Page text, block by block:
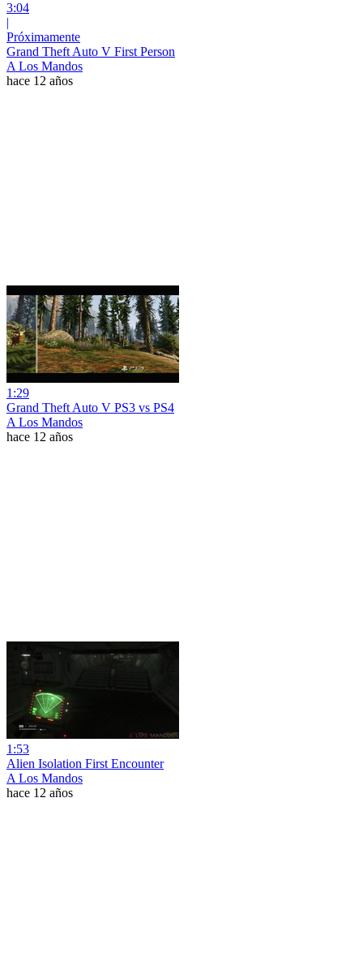
3:04
|
Próximamente
Grand Theft Auto V First Person
A Los Mandos
hace 12 años
1:29
Grand Theft Auto V PS3 vs PS4
A Los Mandos
hace 12 años
1:53
Alien Isolation First Encounter
A Los Mandos
hace 12 años